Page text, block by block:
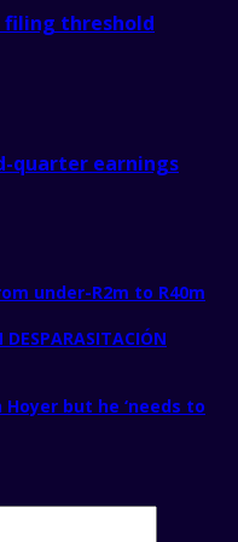
filing threshold
quarter earnings
under-R2m to R40m
DESPARASITACIÓN
but he ‘needs to